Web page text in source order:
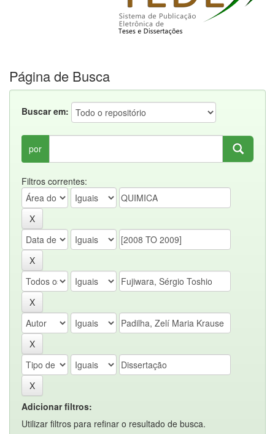
Página de Busca
Buscar em:
por
Filtros correntes:
Adicionar filtros:
Utilizar filtros para refinar o resultado de busca.